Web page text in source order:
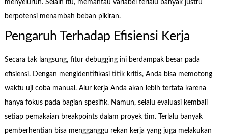
menyeluruh. Selain itu, memantau variabel terlalu banyak justru
berpotensi menambah beban pikiran.
Pengaruh Terhadap Efisiensi Kerja
Secara tak langsung, fitur debugging ini berdampak besar pada
efisiensi. Dengan mengidentifikasi titik kritis, Anda bisa memotong
waktu uji coba manual. Alur kerja Anda akan lebih tertata karena
hanya fokus pada bagian spesifik. Namun, selalu evaluasi kembali
setiap pemakaian breakpoints dalam proyek tim. Terlalu banyak
pemberhentian bisa mengganggu rekan kerja yang juga melakukan